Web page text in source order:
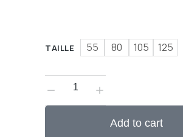
TAILLE 55 80 105 125
Add to cart